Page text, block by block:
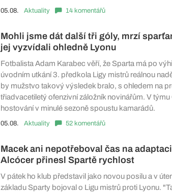
05.08. Aktuality 14 komentářů
Mohli jsme dát další tři góly, mrzí
jej vyzvídali ohledně Lyonu
Fotbalista Adam Karabec věří, že Sparta má po
úvodním utkání 3. předkola Ligy mistrů reálnou
by mužstvo takový výsledek bralo, s ohledem na
třiadvacetiletý ofenzivní záložník novinářům. V
hostování v minulé sezoně spoustu kamarádů.
05.08. Aktuality 52 komentářů
Macek ani nepotřeboval čas na
Alcócer přinesl Spartě rychlost
V pátek ho klub představil jako novou posilu a v
základu Sparty bojoval o Ligu mistrů proti Lyonu.